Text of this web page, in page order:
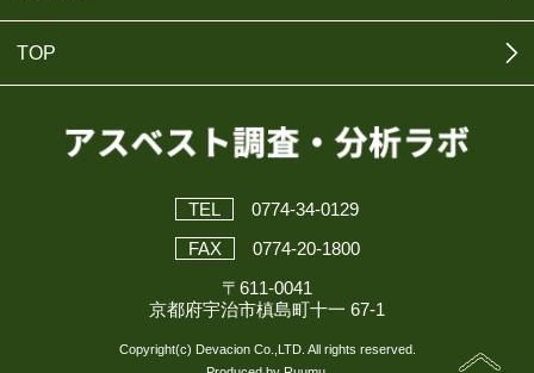
TOP
TEL
0774-34-0129
FAX
0774-20-1800
〒611-0041
京都府宇治市槙島町十一 67-1
Copyright(c) Devacion Co.,LTD. All rights reserved.